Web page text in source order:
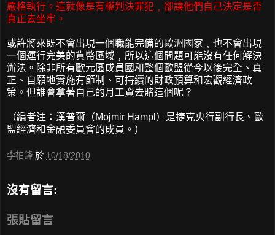
嚴格執行。這就像是有權判決罪犯﹐卻讓他們自己決定是否
真正去坐牢。
或許將來既不會出現一個職能完備的歐洲國家﹐也不會出現
一個運行完美的貨幣區域﹐所以這個問題可能沒有任何解決
辦法。除非所有歐元區成員國和整個歐盟從今以後完全、真
正、自願地實施有節制、可持續的財政預算和宏觀經濟政
策。但誰會拿著自己的月工資去賭這個呢？
（編者注：漢普爾（Mojmir Hampl）是捷克央行副行長、歐
盟經濟和金融委員會的成員。）
李柏鋒 於 10/18/2010
沒有留言:
張貼留言